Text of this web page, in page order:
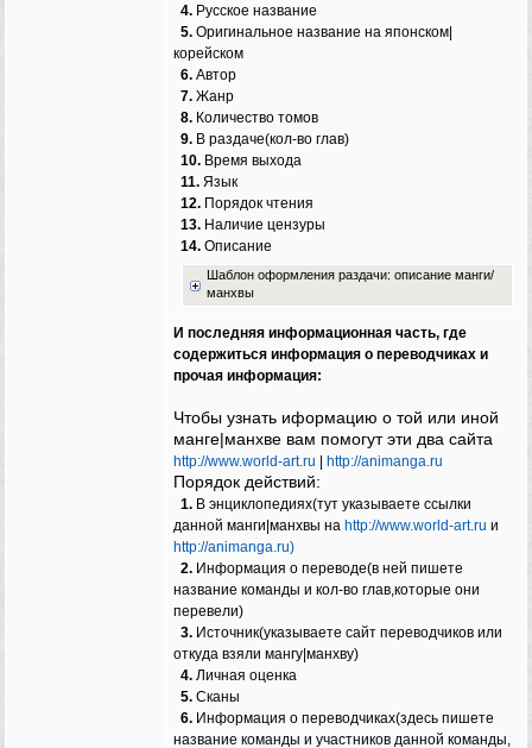
4. Русское название
5. Оригинальное название на японском|
корейском
6. Автор
7. Жанр
8. Количество томов
9. В раздаче(кол-во глав)
10. Время выхода
11. Язык
12. Порядок чтения
13. Наличие цензуры
14. Описание
Шаблон оформления раздачи: описание манги/
манхвы
И последняя информационная часть, где
содержиться информация о переводчиках и
прочая информация:
Чтобы узнать иформацию о той или иной
манге|манхве вам помогут эти два сайта
http://www.world-art.ru http://animanga.ru
Порядок действий:
1. В энциклопедиях(тут указываете ссылки
данной манги|манхвы на http://www.world-art.ru и
http://animanga.ru)
2. Информация о переводе(в ней пишете
название команды и кол-во глав,которые они
перевели)
3. Источник(указываете сайт переводчиков или
откуда взяли мангу|манхву)
4. Личная оценка
5. Сканы
6. Информация о переводчиках(здесь пишете
название команды и участников данной команды,